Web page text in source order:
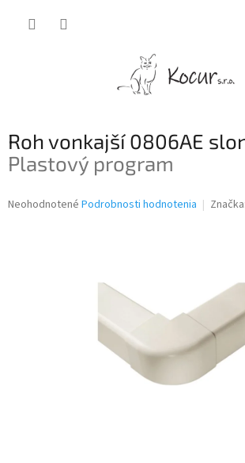
Roh vonkajší 0806AE
Plastový program
Priemerné
Neohodnotené Podrobnosti hodnotenia Značka: